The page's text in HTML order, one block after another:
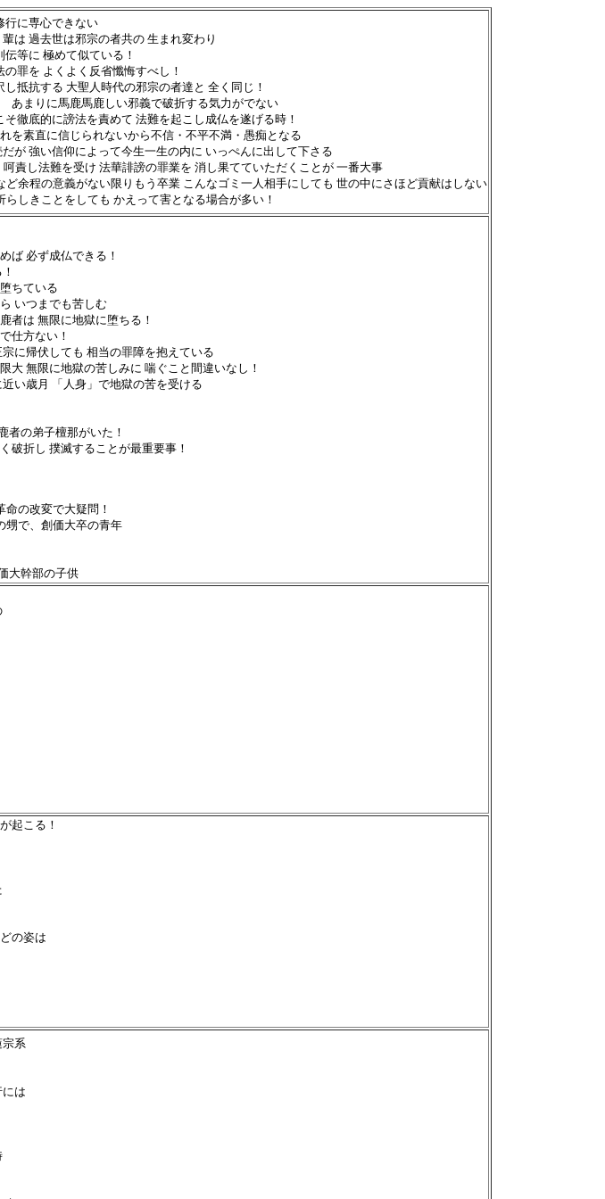
行に専心できない
は 過去世は邪宗の者共の 生まれ変わり
等に 極めて似ている！
罪を よくよく反省懺悔すべし！
抵抗する 大聖人時代の邪宗の者達と 全く同じ！
まりに馬鹿馬鹿しい邪義で破折する気力がでない
徹底的に謗法を責めて 法難を起こし成仏を遂げる時！
素直に信じられないから不信・不平不満・愚痴となる
が 強い信仰によって今生一生の内に いっぺんに出して下さる
責し法難を受け 法華誹謗の罪業を 消し果てていただくことが 一番大事
余程の意義がない限りもう卒業 こんなゴミ一人相手にしても 世の中にさほど貢献はしない
しきことをしても かえって害となる場合が多い！
ば 必ず成仏できる！
ちている
いつまでも苦しむ
者は 無限に地獄に堕ちる！
仕方ない！
に帰伏しても 相当の罪障を抱えている
大 無限に地獄の苦しみに 喘ぐこと間違いなし！
い歳月 「人身」で地獄の苦を受ける
者の弟子檀那がいた！
破折し 撲滅することが最重要事！
の改変で大疑問！
甥で、創価大卒の青年
大幹部の子供
起こる！
の姿は
系
は